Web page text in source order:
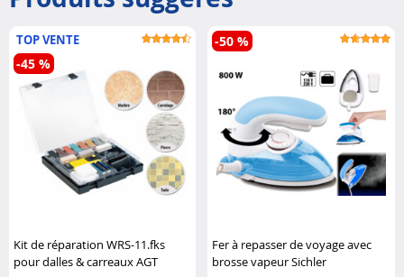
TOP VENTE
Kit de réparation WRS-11.fks
pour dalles & carreaux AGT
-45 %
Fer à repasser de voyage avec
brosse vapeur Sichler
-50 %